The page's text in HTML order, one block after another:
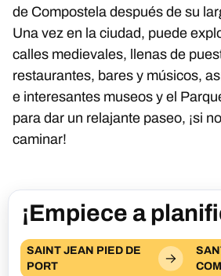
de Compostela después de su
Una vez en la ciudad, puede
calles medievales, llenas de
restaurantes, bares y músicos,
e interesantes museos y el
para dar un relajante paseo, ¡si
caminar!
¡Empiece a
SAINT JEAN PIED DE
PORT